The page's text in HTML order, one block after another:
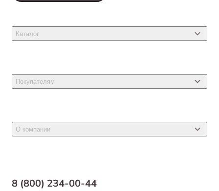
8 (800) 234-00-44
Каталог
Товары для собак
Товары для птиц
Покупателям
Новости
Самовывоз
О компании